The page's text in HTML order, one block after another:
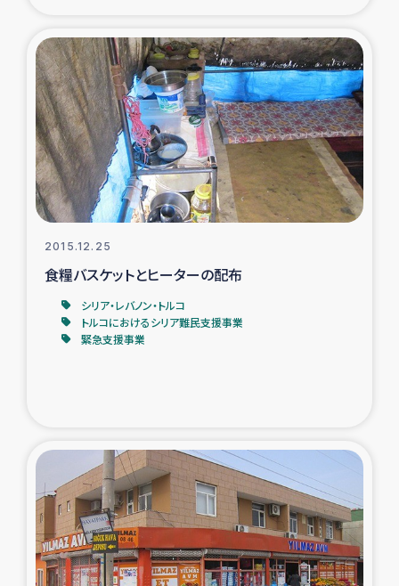
2015.12.25
食糧バスケットとヒーターの配布
シリア・レバノン・トルコ
トルコにおけるシリア難民支援事業
緊急支援事業